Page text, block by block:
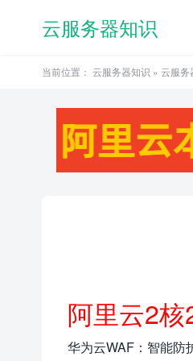
云服务器知识
当前位置： 云服务器知识 » 云服务
阿里云2
华为云WAF：智能防